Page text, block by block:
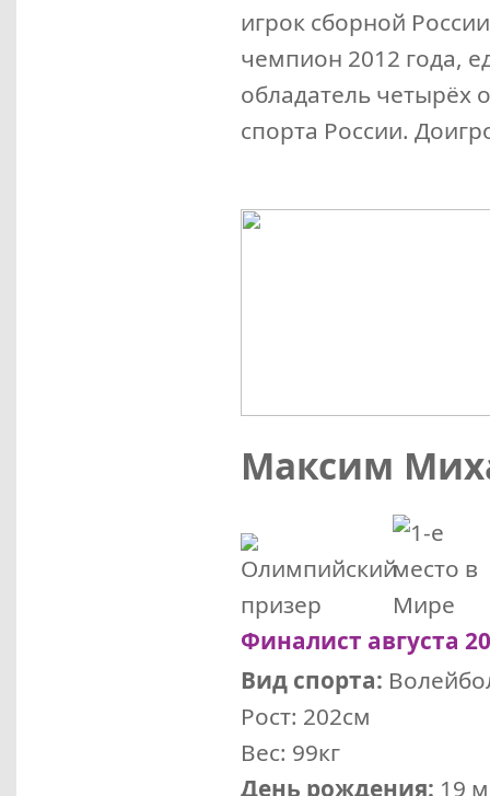
игрок сборной
чемпион 2012 года,
обладатель четырёх
спорта России.
Максим
Финалист августа
Вид спорта:
Рост: 202см
Вес: 99кг
День рождения: 19